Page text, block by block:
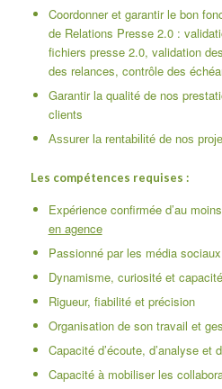
Coordonner et garantir le bon
de Relations Presse 2.0 :
fichiers presse 2.0, validation
des relances, contrôle des
Garantir la qualité de nos
clients
Assurer la rentabilité de nos
Les compétences requises :
Expérience confirmée d’au
en agence
Passionné par les média
Dynamisme, curiosité et
Rigueur, fiabilité et précision
Organisation de son travail et
Capacité d’écoute, d’analyse et
Capacité à mobiliser les